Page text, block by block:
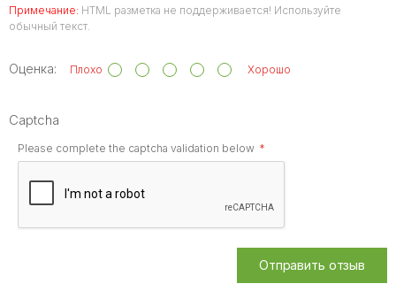
Примечание: HTML разметка не поддерживается! Используйте
обычный текст.
Оценка: Плохо Хорошо
Captcha
Please complete the captcha validation below
Отправить отзыв